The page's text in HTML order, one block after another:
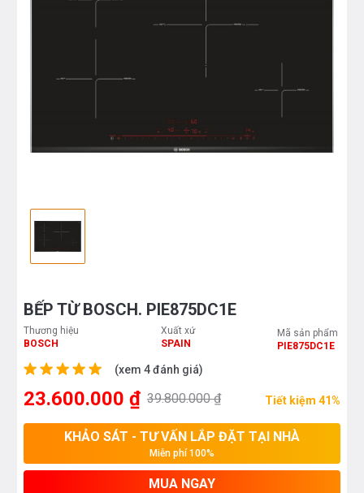
BẾP TỪ BOSCH. PIE875DC1E
Thương hiệu
BOSCH
Xuất xứ
SPAIN
Mã sản phẩm
PIE875DC1E
(xem 4 đánh giá)
23.600.000 ₫ 39.800.000 ₫ Tiết kiệm 41%
KHẢO SÁT - TƯ VẤN LẮP ĐẶT TẠI NHÀ
Miễn phí 100%
MUA NGAY